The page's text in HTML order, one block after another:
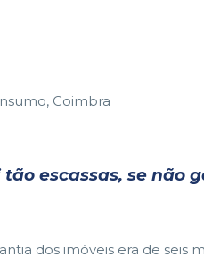
Coimbra
escassas, se não
dos imóveis era de